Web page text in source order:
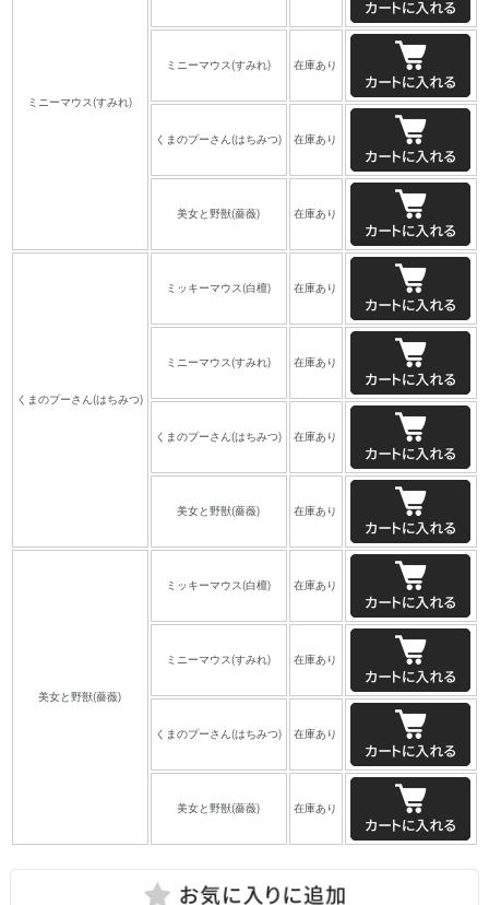
ミニーマウス(すみれ)
ミニーマウス(すみれ) 在庫あり
くまのプーさん(はちみつ) 在庫あり
美女と野獣(薔薇) 在庫あり
くまのプーさん(はちみつ)
ミッキーマウス(白檀) 在庫あり
ミニーマウス(すみれ) 在庫あり
くまのプーさん(はちみつ) 在庫あり
美女と野獣(薔薇) 在庫あり
美女と野獣(薔薇)
ミッキーマウス(白檀) 在庫あり
ミニーマウス(すみれ) 在庫あり
くまのプーさん(はちみつ) 在庫あり
美女と野獣(薔薇) 在庫あり